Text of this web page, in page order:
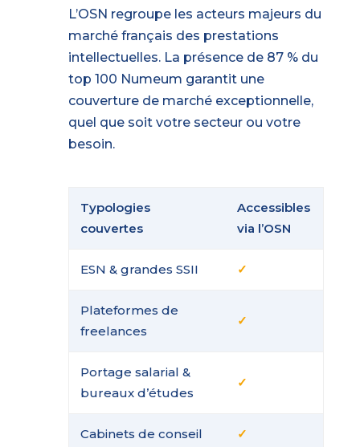
L’OSN regroupe les acteurs majeurs du
marché français des prestations
intellectuelles. La présence de 87 % du
top 100 Numeum garantit une
couverture de marché exceptionnelle,
quel que soit votre secteur ou votre
besoin.
Typologies
couvertes
Accessibles
via l’OSN
ESN & grandes SSII ✓
Plateformes de
freelances
✓
Portage salarial &
bureaux d’études
✓
Cabinets de conseil ✓